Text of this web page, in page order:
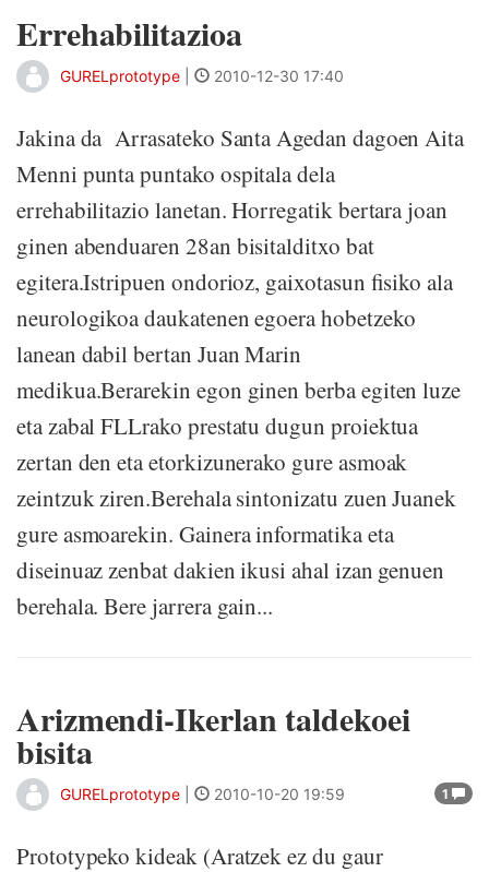
Errehabilitazioa
GURELprototype 2010-12-30 17:40
Jakina da Arrasateko Santa Agedan dagoen Aita
Menni punta puntako ospitala dela
errehabilitazio lanetan. Horregatik bertara joan
ginen abenduaren 28an bisitalditxo bat
egitera.Istripuen ondorioz, gaixotasun fisiko ala
neurologikoa daukatenen egoera hobetzeko
lanean dabil bertan Juan Marin
medikua.Berarekin egon ginen berba egiten luze
eta zabal FLLrako prestatu dugun proiektua
zertan den eta etorkizunerako gure asmoak
zeintzuk ziren.Berehala sintonizatu zuen Juanek
gure asmoarekin. Gainera informatika eta
diseinuaz zenbat dakien ikusi ahal izan genuen
berehala. Bere jarrera gain...
Arizmendi-Ikerlan taldekoei
bisita
1
GURELprototype 2010-10-20 19:59
Prototypeko kideak (Aratzek ez du gaur